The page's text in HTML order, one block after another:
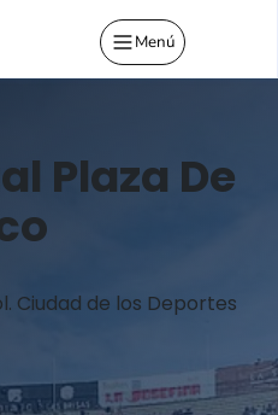
Menú
Plaza De
Ciudad de los Deportes